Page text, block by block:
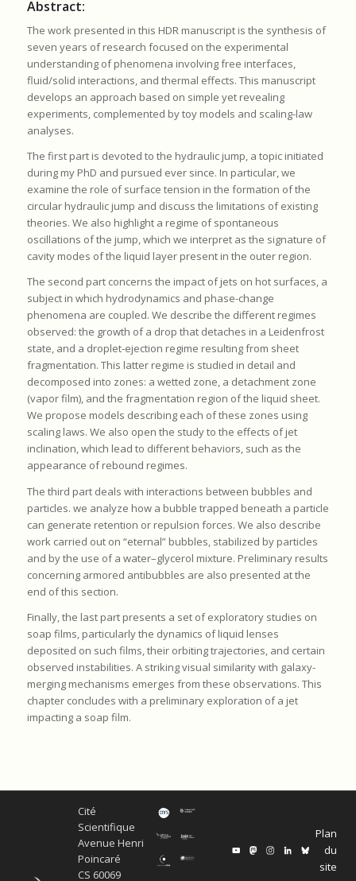
Abstract:
The work presented in this HDR manuscript is the synthesis of
seven years of research focused on the experimental
understanding of phenomena involving free interfaces,
fluid/solid interactions, and thermal effects. This manuscript
develops an approach based on simple yet revealing
experiments, complemented by toy models and scaling-law
analyses.
The first part is devoted to the hydraulic jump, a topic initiated
during my PhD and pursued ever since. In particular, we
examine the role of surface tension in the formation of the
circular hydraulic jump and discuss the limitations of existing
theories. We also highlight a regime of spontaneous
oscillations of the jump, which we interpret as the signature of
cavity modes of the liquid layer present in the outer region.
The second part concerns the impact of jets on hot surfaces, a
subject in which hydrodynamics and phase-change
phenomena are coupled. We describe the different regimes
observed: the growth of a drop that detaches in a Leidenfrost
state, and a droplet-ejection regime resulting from sheet
fragmentation. This latter regime is studied in detail and
decomposed into zones: a wetted zone, a detachment zone
(vapor film), and the fragmentation region of the liquid sheet.
We propose models describing each of these zones using
scaling laws. We also open the study to the effects of jet
inclination, which lead to different behaviors, such as the
appearance of rebound regimes.
The third part deals with interactions between bubbles and
particles. we analyze how a bubble trapped beneath a particle
can generate retention or repulsion forces. We also describe
work carried out on “eternal” bubbles, stabilized by particles
and by the use of a water–glycerol mixture. Preliminary results
concerning armored antibubbles are also presented at the
end of this section.
Finally, the last part presents a set of exploratory studies on
soap films, particularly the dynamics of liquid lenses
deposited on such films, their orbiting trajectories, and certain
observed instabilities. A striking visual similarity with galaxy-
merging mechanisms emerges from these observations. This
chapter concludes with a preliminary exploration of a jet
impacting a soap film.
Cité
Scientifique
Avenue Henri
Poincaré
CS 60069
Plan
du
site